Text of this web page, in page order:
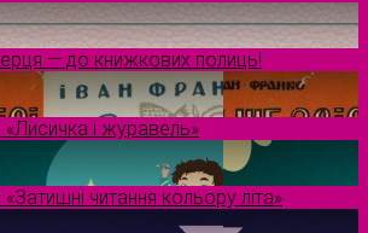
— до книжкових полиць!
і журавель»
«Затишні читання кольору літа»